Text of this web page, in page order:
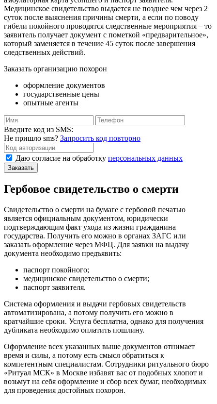
Медицинское свидетельство выдается не позднее чем через 2
суток после выяснения причины смерти, а если по поводу
гибели покойного проводятся следственные мероприятия – то
заявитель получает документ с пометкой «предварительное»,
который заменяется в течение 45 суток после завершения
следственных действий.
Заказать организацию похорон
оформление документов
государственные цены
опытные агенты
Введите код из SMS:
Не пришло sms? Запросить код повторно
Даю согласие на обработку персональных данных
Гербовое свидетельство о смерти
Свидетельство о смерти на бумаге с гербовой печатью
является официальным документом, юридически
подтверждающим факт ухода из жизни гражданина
государства. Получить его можно в органах ЗАГС или
заказать оформление через МФЦ. Для заявки на выдачу
документа необходимо предъявить:
паспорт покойного;
медицинское свидетельство о смерти;
паспорт заявителя.
Система оформления и выдачи гербовых свидетельств
автоматизирована, а потому получить его можно в
кратчайшие сроки. Услуга бесплатна, однако для получения
дубликата необходимо оплатить пошлину.
Оформление всех указанных выше документов отнимает
время и силы, а потому есть смысл обратиться к
компетентным специалистам. Сотрудники ритуального бюро
«Ритуал МСК» в Москве избавят вас от подобных хлопот и
возьмут на себя оформление и сбор всех бумаг, необходимых
для проведения достойных похорон.